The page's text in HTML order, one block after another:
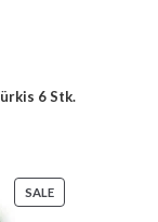
6 Stk.
SALE